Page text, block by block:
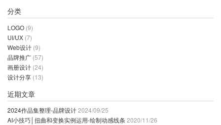
分类
LOGO (9)
UI/UX (7)
Web设计 (9)
品牌推广 (57)
画册设计 (24)
设计分享 (13)
近期文章
2024作品集整理-品牌设计2024/09/25
AI小技巧│扭曲和变换实例运用-绘制动感线条 2020/11/26